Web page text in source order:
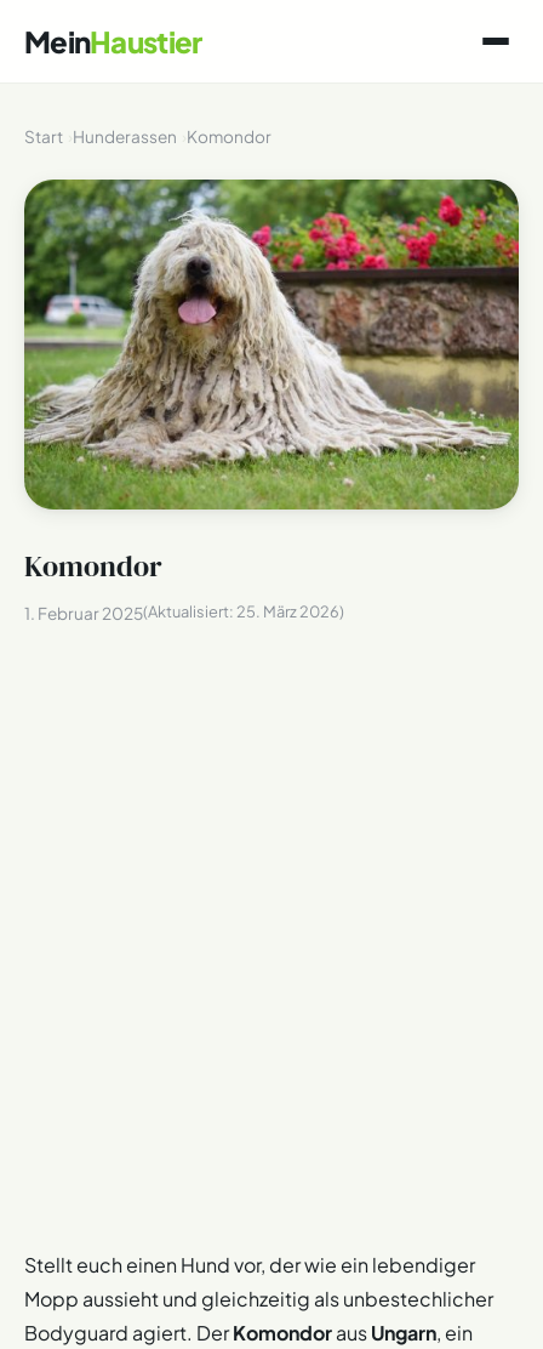
MeinHaustier
Start Hunderassen Komondor
Komondor
1. Februar 2025(Aktualisiert: 25. März 2026)
Stellt euch einen Hund vor, der wie ein lebendiger
Mopp aussieht und gleichzeitig als unbestechlicher
Bodyguard agiert. DerKomondorausUngarn, ein